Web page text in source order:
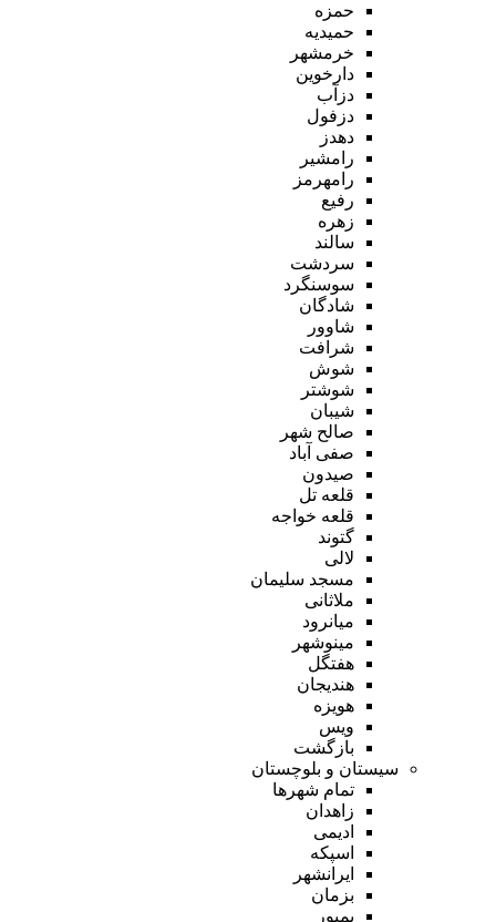
حمزه
حمیدیه
خرمشهر
دارخوین
دزآب
دزفول
دهدز
رامشیر
رامهرمز
رفیع
زهره
سالند
سردشت
سوسنگرد
شادگان
شاوور
شرافت
شوش
شوشتر
شیبان
صالح شهر
صفی آباد
صیدون
قلعه تل
قلعه خواجه
گتوند
لالی
مسجد سلیمان
ملاثانی
میانرود
مینوشهر
هفتگل
هندیجان
هویزه
ویس
بازگشت
سیستان و بلوچستان
تمام شهر‌ها
زاهدان
ادیمی
اسپکه
ایرانشهر
بزمان
بمپور